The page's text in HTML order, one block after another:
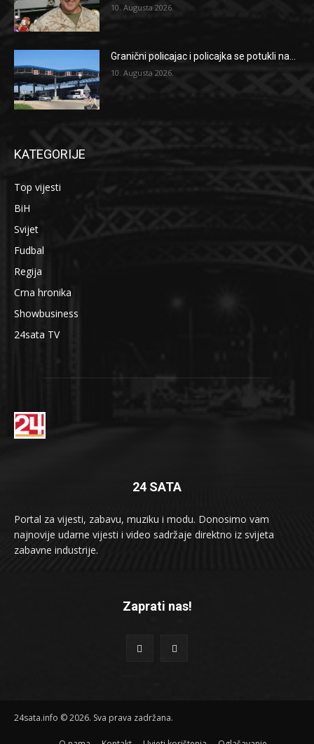
10. Augusta 2026.
Granični policajac i policajka se potukli na...
10. Augusta 2026.
KATEGORIJE
Top vijesti
BiH
Svijet
Fudbal
Regija
Crna hronika
Showbusiness
24sata TV
24 SATA
Portal za vijesti, zabavu, muziku i modu. Donosimo vam
najnovije udarne vijesti i video sadržaje direktno iz svijeta
zabavne industrije.
Zaprati nas!
24sata.info © 2026. Sva prava zadržana.